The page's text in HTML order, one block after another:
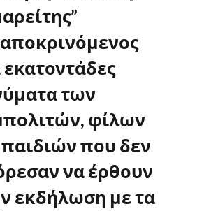
εκατοντάδες
των
φίλων
παιδιών που δεν
να έρθουν
εκδήλωση με τα